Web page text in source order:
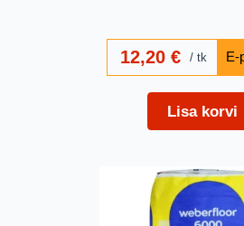
12,20 € tk
Lisa korvi